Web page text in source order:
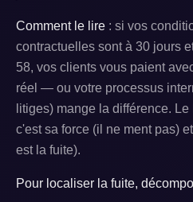
Comment le lire : si vos
contractuelles sont à 30 jours
58, vos clients vous paient
réel — ou votre processus
litiges) mange la différence.
c'est sa force (il ne ment pas)
est la fuite).
Pour localiser la fuite,